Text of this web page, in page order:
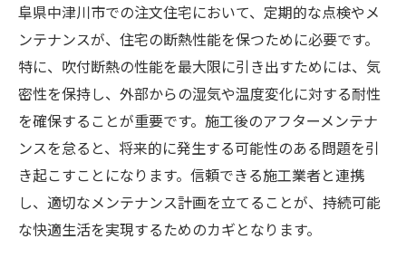
阜県中津川市での注文住宅において、定期的な点検やメ
ンテナンスが、住宅の断熱性能を保つために必要です。
特に、吹付断熱の性能を最大限に引き出すためには、気
密性を保持し、外部からの湿気や温度変化に対する耐性
を確保することが重要です。施工後のアフターメンテナ
ンスを怠ると、将来的に発生する可能性のある問題を引
き起こすことになります。信頼できる施工業者と連携
し、適切なメンテナンス計画を立てることが、持続可能
な快適生活を実現するためのカギとなります。